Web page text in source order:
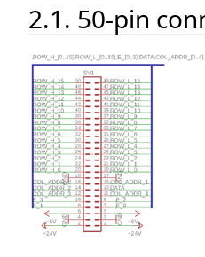
2.1. 50-pin